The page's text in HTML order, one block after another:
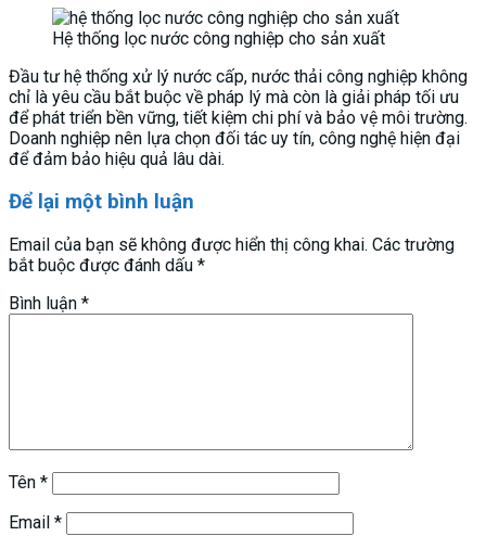
Hệ thống lọc nước công nghiệp cho sản xuất
Đầu tư hệ thống xử lý nước cấp, nước thải công nghiệp không
chỉ là yêu cầu bắt buộc về pháp lý mà còn là giải pháp tối ưu
để phát triển bền vững, tiết kiệm chi phí và bảo vệ môi trường.
Doanh nghiệp nên lựa chọn đối tác uy tín, công nghệ hiện đại
để đảm bảo hiệu quả lâu dài.
Để lại một bình luận
Email của bạn sẽ không được hiển thị công khai. Các trường
bắt buộc được đánh dấu *
Bình luận *
Tên *
Email *